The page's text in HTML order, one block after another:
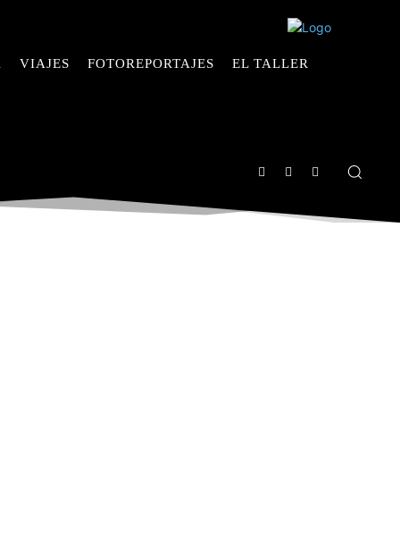
VIAJES FOTOREPORTAJES EL TALLER